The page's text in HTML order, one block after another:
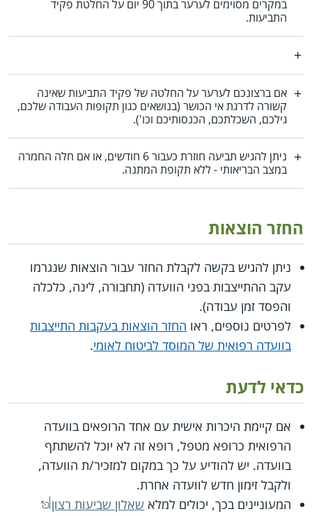
במקרים מסוימים לערער בתוך 90 יום על החלטת פקיד
התביעות.
אם ברצונכם לערער על החלטה של פקיד התביעות שאינה
קשורה לדרגת אי הכושר (בנושאים כגון תקופות העבודה שלכם,
גילכם, השכלתכם, הכנסותיכם וכו').
ניתן להגיש תביעה חוזרת כעבור 6 חודשים, או אם חלה החמרה
במצב הבריאותי - ללא תקופת המתנה.
החזר הוצאות
ניתן להגיש בקשה לקבלת החזר עבור הוצאות שנגרמו
עקב ההתייצבות בפני הוועדה (תחבורה, לינה, כלכלה
והפסד זמן עבודה).
לפרטים נוספים, ראו החזר הוצאות בעקבות התייצבות
בוועדה רפואית של המוסד לביטוח לאומי.
כדאי לדעת
אם קיימת היכרות אישית עם אחד הרופאים בוועדה
הרפואית כרופא מטפל, רופא זה לא יוכל להשתתף
בוועדה. יש להודיע על כך במקום למזכיר/ת הוועדה,
ולקבל זימון חדש לוועדה אחרת.
המעוניינים בכך, יכולים למלא שאלון שביעות רצון